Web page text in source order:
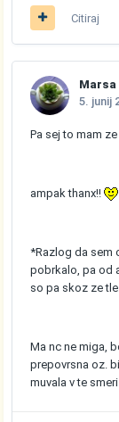
Citiraj
Marsa
5. junij
Pa sej to mam
ampak thanx!!
*Razlog da sem
pobrkalo, pa od
so pa skoz ze tle.
Ma nc ne miga,
prepovrsna oz.
muvala v te